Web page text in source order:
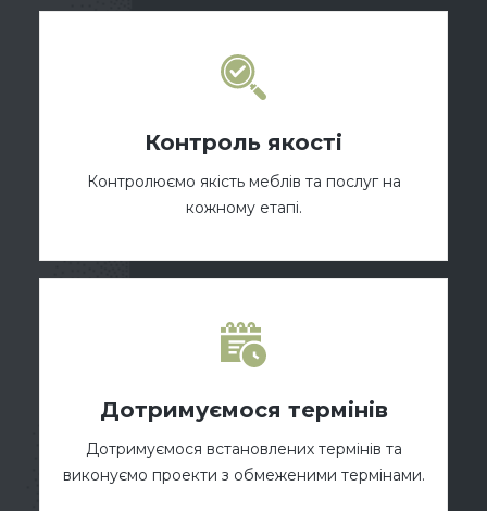
Контроль якості
Контролюємо якість меблів та послуг на
кожному етапі.
Дотримуємося термінів
Дотримуємося встановлених термінів та
виконуємо проекти з обмеженими термінами.